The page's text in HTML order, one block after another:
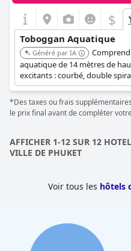
$
Toboggan Aquatique
Généré par IA
aquatique de 14 mètres de
excitants : courbé, double
russes. Les toboggans
du bar de la piscine Blue Heaven.
*Des taxes ou frais
le prix final avant de compléter
AFFICHER 1-12 SUR 12
VILLE DE PHUKET
Voir tous les hôtels